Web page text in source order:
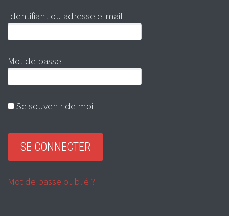
Identifiant ou adresse e-mail
Mot de passe
Se souvenir de moi
Mot de passe oublié ?